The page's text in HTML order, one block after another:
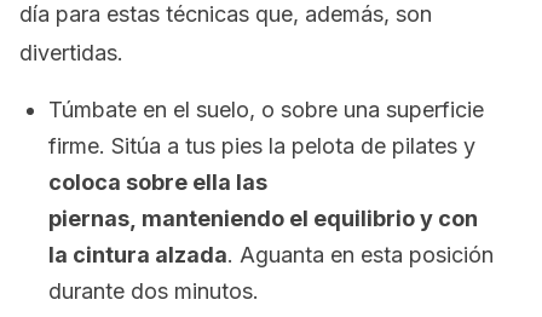
día para estas técnicas que, además, son
divertidas.
Túmbate en el suelo, o sobre una superficie
firme. Sitúa a tus pies la pelota de pilates y
coloca sobre ella las
piernas, manteniendo el equilibrio y con
la cintura alzada. Aguanta en esta posición
durante dos minutos.